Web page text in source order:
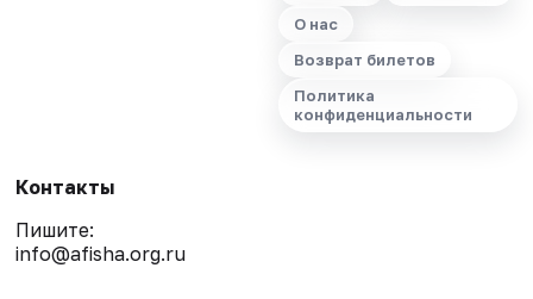
О нас
Возврат билетов
Политика
конфиденциальности
Контакты
Пишите:
info@afisha.org.ru